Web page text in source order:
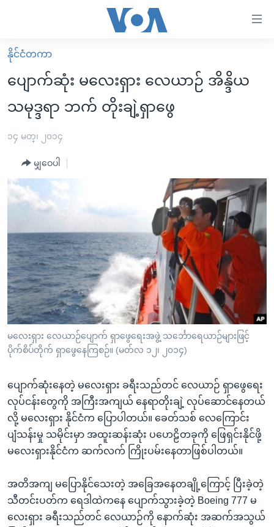
လွယ်ကူ
စေ
များ
အကြောင်းအရာ
ရန်
ပင်မ
အ
ညွန်း
စာမျက်နှာ
သို့
ကျော်
ကြည့်
ရှာဖွေ
နေရာ
မူလစာမျက်နှာ
မြန်မာ
ကမ္ဘာ့သတင်းများ
အစ္စရေး-ပါလက်စတိုင်း
ရပ်ဝန်းတခု လမ်းတခု အလွန်
အင်္ဂလိပ်စာလေ့လာမယ်
မကြေးမုံရဲ့ အင်္ဂလိပ်စာ
ရုပ်ရှင်ထဲက အင်္ဂလိပ်စာ
သုတပဒေသာ အင်္ဂလိပ်စာ
ရေဒီယို
တီဗွီ
ရေဒီယိုနှင့်ရုပ်သံ အချက်အလက်များ
ရေဒီယို/တီဗွီအစီအစဉ်
Learning English
ဗွီအိုအေ လူမှုကွန်ယက်များ
ဘာသာစကားများ
နိုင်ငံတကာ
ပျောက်ဆုံး မလေးရှား လေယာဉ် အိန္ဒိယ
သမုဒ္ဒရာ ဘက် တိုးချဲ့ရှာဖွေ
၁၄ မတ္၊ ၂၀၁၄
မျှဝေပါ
မလေးရှား လေယာဉ်ပျောက် ရှာဖွေရေးအဖွဲ့ သင်္ဘောရေယာဉ်များဖြင့်
ပိုက်စိပ်တိုက် ရှာဖွေနေကြစဉ်။ (မတ်လ ၁၂၊ ၂၀၁၄)
ပျောက်ဆုံးနေတဲ့ မလေးရှား ခရီးသည်တင် လေယာဉ် ရှာဖွေရေး
လုပ်ငန်းတွေကို အကြီးအကျယ် နေရာတိုးချဲ့ လုပ်ဆောင်နေတယ်
လို့ မလေးရှား နိုင်ငံက ပြောပါတယ်။ ခေတ်သစ် လေကြောင်း
ပျံသန်းမှု သမိုင်းမှာ အထူးဆန်းဆုံး ပဟေဠိတခုကို ဖြေရှင်းနိုင်ဖို့
မလေးရှားနိုင်ငံက ဆက်လက် ကြိုးပမ်းနေတာဖြစ်ပါတယ်။
အတိအကျ မပြောနိုင်သေးတဲ့ အခြေအနေတချို့ကြောင့် ပြီးခဲ့တဲ့
သီတင်းပတ်က ရေဒါထဲကနေ ပျောက်သွားခဲ့တဲ့ Boeing 777 မ
လေးရှား ခရီးသည်တင် လေယာဉ်ကို နောက်ဆုံး အဆက်အသွယ်